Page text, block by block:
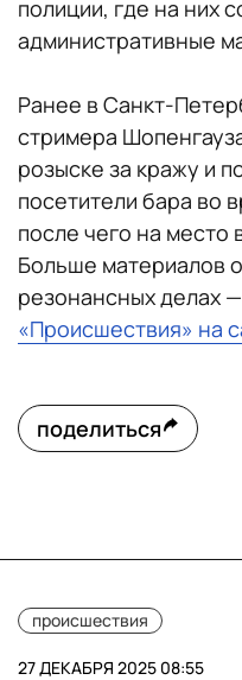
полиции, где на них
административные
Ранее в Санкт-
стримера
розыске за кражу и
посетители бара во
после чего на место
Больше материалов
резонансных делах —
«Происшествия» на
поделиться
происшествия
27 ДЕКАБРЯ 2025 08:55